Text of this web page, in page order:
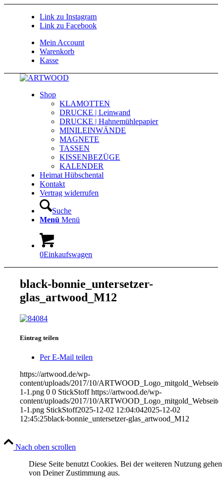
Link zu Instagram
Link zu Facebook
Mein Account
Warenkorb
Kasse
Shop
KLAMOTTEN
DRUCKE | Leinwand
DRUCKE | Hahnemühlepapier
MINILEINWÄNDE
MAGNETE
TASSEN
KISSENBEZÜGE
KALENDER
Heimat Hübschental
Kontakt
Vertrag widerrufen
Suche
Menü Menü
0Einkaufswagen
black-bonnie_untersetzer-
glas_artwood_M12
Eintrag teilen
Per E-Mail teilen
https://artwood.de/wp-
content/uploads/2017/10/
1-1.png 0 0 StickStoff https://artwood.de/wp-
content/uploads/2017/10/
1-1.png StickStoff2025-12-02 12:04:042025-12-02
12:45:25black-bonnie_untersetzer-glas_artwood_M12
Nach oben scrollen
Diese Seite benutzt Cookies. Bei der weiteren Nutzung
von Deiner Zustimmung aus.